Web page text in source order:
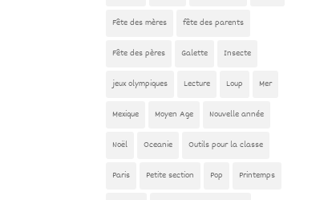
Fête des mères fête des parents
Fête des pères Galette Insecte
jeux olympiques Lecture Loup Mer
Mexique Moyen Age Nouvelle année
Noël Oceanie Outils pour la classe
Paris Petite section Pop Printemps